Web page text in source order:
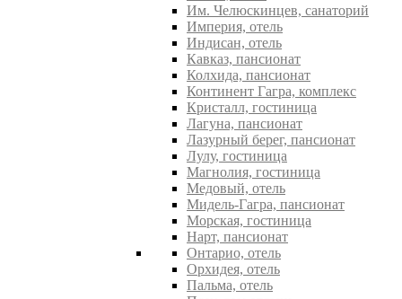
Им. Челюскинцев, санаторий
Империя, отель
Индисан, отель
Кавказ, пансионат
Колхида, пансионат
Континент Гагра, комплекс
Кристалл, гостиница
Лагуна, пансионат
Лазурный берег, пансионат
Лулу, гостиница
Магнолия, гостиница
Медовый, отель
Мидель-Гагра, пансионат
Морская, гостиница
Нарт, пансионат
Онтарио, отель
Орхидея, отель
Пальма, отель